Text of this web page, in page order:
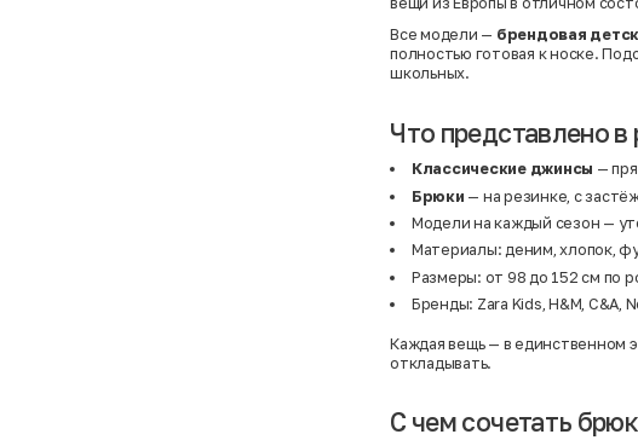
Все модели — брендовая
полностью готовая к носке.
школьных.
Что представлено в
Классические джинсы —
Брюки — на резинке, с
Модели на каждый сезон —
Материалы: деним, хлопок,
Размеры: от 98 до 152 см по
Бренды: Zara Kids, H&M, C&A,
Каждая вещь — в единственном
откладывать.
С чем сочетать